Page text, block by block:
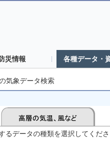
災情報 各種データ・
気象データ検索
るデータの種類を選択してくだ